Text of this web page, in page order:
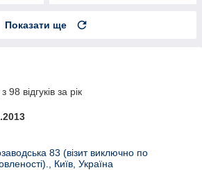
Показати ще
відгуків за рік
83 (візит виключно по
Київ, Україна